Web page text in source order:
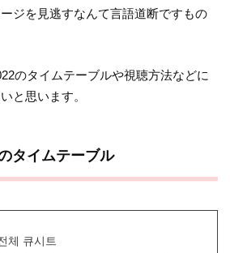
ジを見逃すなんて言語道断ですもの
のタイムテーブルや視聴方法などに
と思います。
タイムテーブル
체 큐시트